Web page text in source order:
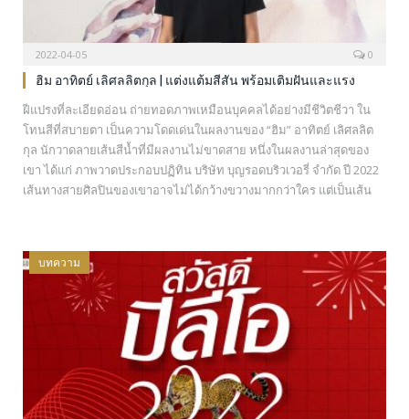
2022-04-05 0
ฮิม อาทิตย์ เลิศลลิตกุล | แต่งแต้มสีสัน พร้อมเติมฝันและแรง
ฝีแปรงที่ละเอียดอ่อน ถ่ายทอดภาพเหมือนบุคคลได้อย่างมีชีวิตชีวา ใน
โทนสีที่สบายตา เป็นความโดดเด่นในผลงานของ “ฮิม” อาทิตย์ เลิศลลิต
กุล นักวาดลายเส้นสีน้ำที่มีผลงานไม่ขาดสาย หนึ่งในผลงานล่าสุดของ
เขา ได้แก่ ภาพวาดประกอบปฏิทิน บริษัท บุญรอดบริวเวอรี่ จำกัด ปี 2022
เส้นทางสายศิลปินของเขาอาจไม่ได้กว้างขวางมากกว่าใคร แต่เป็นเส้น
บทความ